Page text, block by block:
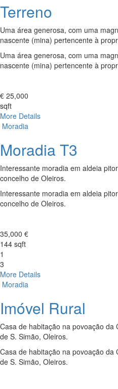
Terreno
Uma área generosa, com uma
nascente (mina) pertencente à
Uma área generosa, com uma
nascente (mina) pertencente à
€ 25,000
sqft
More Details
Moradia
Moradia T3
Interessante moradia em aldeia
concelho de Oleiros.
Interessante moradia em aldeia
concelho de Oleiros.
35,000 €
144 sqft
1
3
More Details
Moradia
Imóvel Rural
Casa de habitação na povoação
de S. Simão, Oleiros.
Casa de habitação na povoação
de S. Simão, Oleiros.